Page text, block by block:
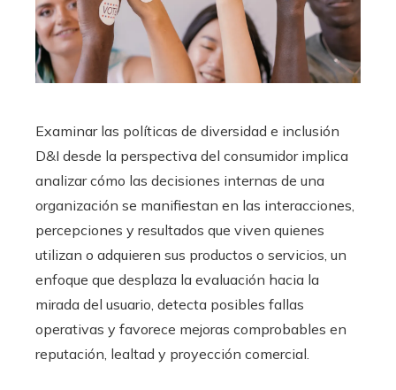
Examinar las políticas de diversidad e inclusión
D&I desde la perspectiva del consumidor implica
analizar cómo las decisiones internas de una
organización se manifiestan en las interacciones,
percepciones y resultados que viven quienes
utilizan o adquieren sus productos o servicios, un
enfoque que desplaza la evaluación hacia la
mirada del usuario, detecta posibles fallas
operativas y favorece mejoras comprobables en
reputación, lealtad y proyección comercial.